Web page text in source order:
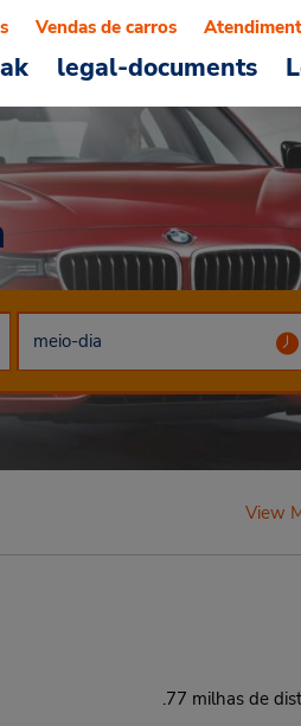
legal-documents
Vendas de carros
View
.77 milhas de